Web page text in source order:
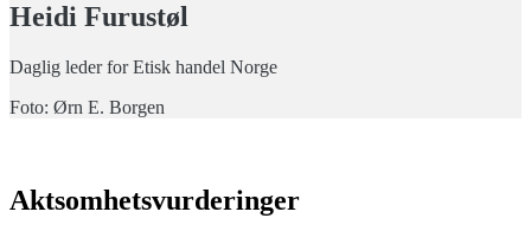
Heidi Furustøl
Daglig leder for Etisk handel Norge
Foto: Ørn E. Borgen
Aktsomhetsvurderinger